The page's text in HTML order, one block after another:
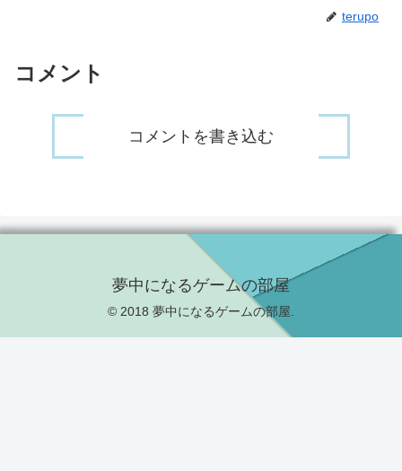
terupo
コメント
コメントを書き込む
夢中になるゲームの部屋
© 2018 夢中になるゲームの部屋.